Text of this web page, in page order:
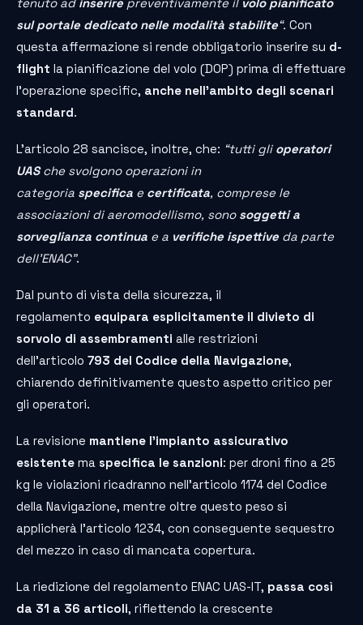
sul portale dedicato nelle modalità stabilite“. Con
questa affermazione si rende obbligatorio inserire su d-
flight la pianificazione del volo (DOP) prima di effettuare
l’operazione specific, anche nell’ambito degli scenari
standard.
L’articolo 28 sancisce, inoltre, che: “tutti gli operatori
UASche svolgono operazioni in
categoria specifica e certificata, comprese le
associazioni di aeromodellismo, sono soggetti a
sorveglianza continua e a verifiche ispettive da parte
dell’ENAC”.
Dal punto di vista della sicurezza, il
regolamento equipara esplicitamente il divieto di
sorvolo di assembramenti alle restrizioni
dell’articolo 793 del Codice della Navigazione,
chiarendo definitivamente questo aspetto critico per
gli operatori.
La revisione mantiene l’impianto assicurativo
esistente ma specifica le sanzioni: per droni fino a 25
kg le violazioni ricadranno nell’articolo 1174 del Codice
della Navigazione, mentre oltre questo peso si
applicherà l’articolo 1234, con conseguente sequestro
del mezzo in caso di mancata copertura.
La riedizione del regolamento ENAC UAS-IT, passa così
da 31 a 36 articoli, riflettendo la crescente